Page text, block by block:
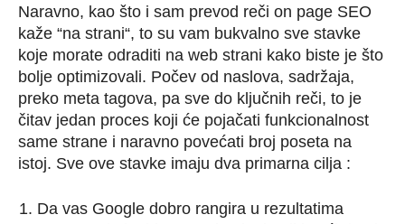
Naravno, kao što i sam prevod reči on page SEO
kaže “na strani“, to su vam bukvalno sve stavke
koje morate odraditi na web strani kako biste je što
bolje optimizovali. Počev od naslova, sadržaja,
preko meta tagova, pa sve do ključnih reči, to je
čitav jedan proces koji će pojačati funkcionalnost
same strane i naravno povećati broj poseta na
istoj. Sve ove stavke imaju dva primarna cilja :
Da vas Google dobro rangira u rezultatima